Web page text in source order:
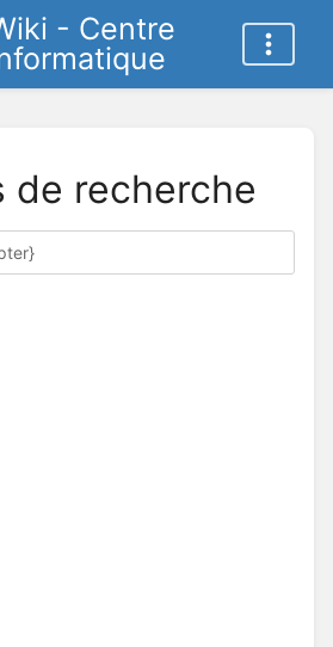
- Centre
de recherche